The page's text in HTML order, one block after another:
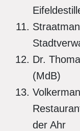
Dr.
(MdB)
der Ahr